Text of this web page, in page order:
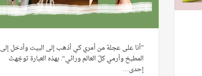
”أنا على عجلة من أمري كي أذهب إلى البيت وأدخل إلى
المطبخ وأرمي كلّ العالم ورائي“. بهذه العبارة توجّهتْ
إحدى…